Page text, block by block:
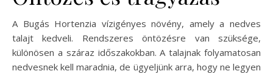
A Bugás Hortenzia vízigényes növény, amely a nedves
talajt kedveli. Rendszeres öntözésre van szüksége,
különösen a száraz időszakokban. A talajnak folyamatosan
nedvesnek kell maradnia, de ügyeljünk arra, hogy ne legyen